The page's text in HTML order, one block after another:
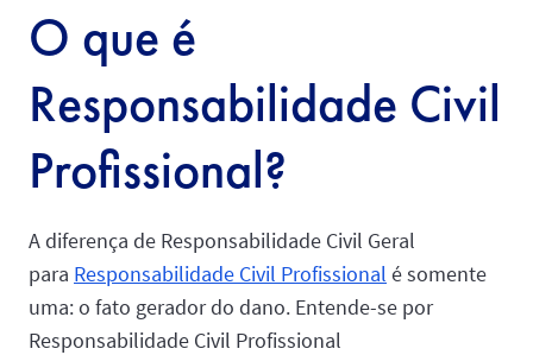
O que é
Responsabilidade Civil
Profissional?
A diferença de Responsabilidade Civil Geral
para Responsabilidade Civil Profissional é somente
uma: o fato gerador do dano. Entende-se por
Responsabilidade Civil Profissional